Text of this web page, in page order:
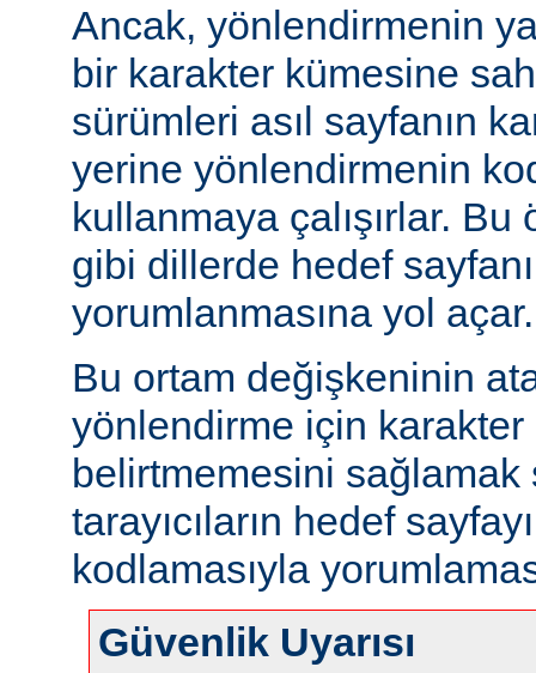
Ancak, yönlendirmenin
bir karakter kümesine
sürümleri asıl sayfanın
yerine yönlendirmenin
kullanmaya çalışırlar.
gibi dillerde hedef
yorumlanmasına yol açar.
Bu ortam değişkeninin
yönlendirme için karakter
belirtmemesini sağlamak
tarayıcıların hedef
kodlamasıyla
Güvenlik Uyarısı